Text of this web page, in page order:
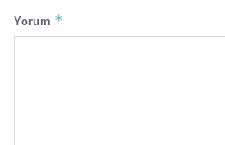
Yorum *